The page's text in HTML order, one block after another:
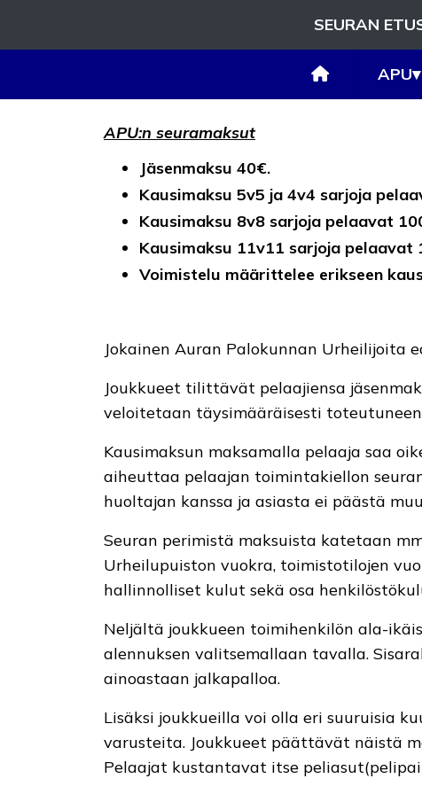
SEURAN
APU▾
APU:n seuramaksut
Jäsenmaksu 40€.
Kausimaksu 5v5 ja 4v4 sarjoja
Kausimaksu 8v8 sarjoja pelaavat
Kausimaksu 11v11 sarjoja pelaavat
Voimistelu määrittelee erikseen
Jokainen Auran Palokunnan Urheilijoita
Joukkueet tilittävät pelaajiensa
veloitetaan täysimääräisesti
Kausimaksun maksamalla pelaaja saa
aiheuttaa pelaajan toimintakiellon
huoltajan kanssa ja asiasta ei päästä
Seuran perimistä maksuista katetaan
Urheilupuiston vuokra, toimistotilojen
hallinnolliset kulut sekä osa
Neljältä joukkueen toimihenkilön ala-
alennuksen valitsemallaan tavalla.
ainoastaan jalkapalloa.
Lisäksi joukkueilla voi olla eri suuruisia
varusteita. Joukkueet päättävät näistä
Pelaajat kustantavat itse